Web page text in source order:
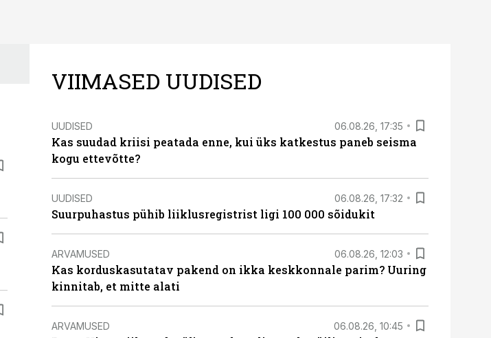
VIIMASED UUDISED
UUDISED 06.08.26, 17:35
Kas suudad kriisi peatada enne, kui üks katkestus paneb seisma
kogu ettevõtte?
UUDISED 06.08.26, 17:32
Suurpuhastus pühib liiklusregistrist ligi 100 000 sõidukit
ARVAMUSED 06.08.26, 12:03
Kas korduskasutatav pakend on ikka keskkonnale parim? Uuring
kinnitab, et mitte alati
ARVAMUSED 06.08.26, 10:45